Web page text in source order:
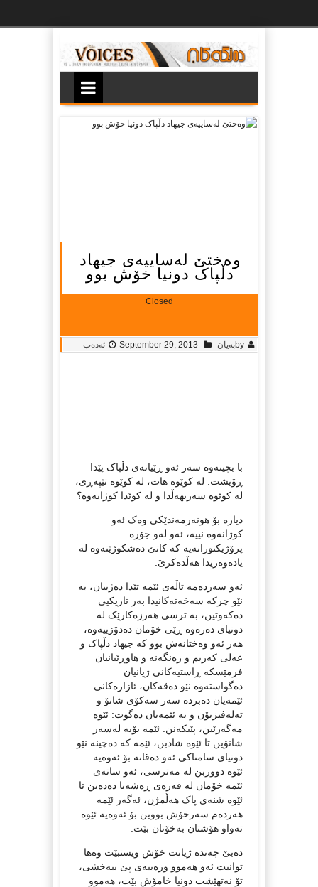
وه‌ختێ له‌ساییه‌ی جیهاد
دڵپاک دونیا خۆش بوو
Closed
byبەیان September 29, 2013 ئەدەب
با بچینه‌وه‌ سه‌ر ئه‌و ڕێیانه‌ی دڵپاک پێدا
ڕۆیشت. له‌ کوێوه‌ هات، له‌ کوێوه‌ تێپه‌ڕی،
له‌ کوێوه‌ سه‌ریهه‌ڵدا و له‌ کوێدا کوژایه‌وه‌؟
دیاره‌ بۆ هونه‌رمه‌ندێکی وه‌ک ئه‌و
کوژانه‌وه‌ نییه‌، ئه‌و له‌و جۆره‌
پرۆژیکتورانه‌یه‌ که‌ کاتێ ده‌شکوژێته‌وه له‌
یاده‌وه‌ریدا هه‌ڵده‌کرێ‌.
ئه‌و سه‌رده‌مه‌ تاڵه‌ی ئێمه‌ تێدا ده‌ژییان، به‌
نێو چرکه‌ سه‌خه‌ته‌کانیدا به‌ر‌ تاریکیی
ده‌که‌وتین، به‌ ترسی هه‌رزه‌کارێک له‌
دونیای ده‌ره‌وه‌ ڕێی خۆمان ده‌دۆزییه‌وه‌،
هه‌ر ئه‌و وه‌ختانه‌ش بوو که‌ جیهاد دڵپاک و
عه‌لی که‌ریم و زه‌نگه‌نه‌‌ و هاوڕێیانیان
فرمێسکه‌ ڕاستیه‌کانی ژیانیان
ده‌گواسته‌وه‌‌ نێو ده‌قه‌کان، ئازاره‌کانی
ئێمه‌یان ده‌برده‌ سه‌ر سه‌کۆی شانۆ و
ته‌له‌فیزیۆن و به‌ ئێمه‌یان ده‌گوت: ئێوه‌
مه‌گه‌رێین، پێبکه‌نن. ئێمه‌ بۆیه‌ له‌سه‌ر
شانۆین تا ئێوه‌ شادبن، ئێمه‌ که‌ ده‌چینه‌ نێو
دونیای سامناکی ئه‌و ده‌قانه‌ بۆ ئه‌وه‌یه‌
ئێوه دووربن له‌ مه‌ترسی، ئه‌و ساته‌ی
ئێمه‌‌ خۆمان له‌ قه‌ره‌ی ڕه‌شه‌با ده‌ده‌ین تا
ئێوه‌ شنه‌ی پاک هه‌ڵمژن، ئه‌گه‌ر ئێمه‌‌
هه‌رده‌م سه‌رخۆش بووین بۆ ئه‌وه‌یه‌ ئێوه‌
ته‌واو هۆشتان به‌خۆتان بێت.
ده‌بێ چه‌نده‌ ژیانت خۆش ویستبێت وه‌ها
توانیت ئه‌و هه‌موو وزه‌ییه‌ی پێ ببه‌خشی،
تۆ نه‌تهێشت دونیا خامۆش بێت، هه‌موو